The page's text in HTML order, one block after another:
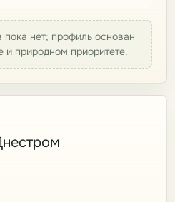
нет; профиль основан
природном приоритете.